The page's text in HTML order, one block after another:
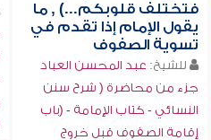
فتختلف قلوبكم...) , ما
يقول الإمام إذا تقدم في
تسوية الصفوف
للشيخ: عبد المحسن العباد
جزء من محاضرة ( شرح سنن
النسائي - كتاب الإمامة - (باب
إقامة الصفوف قبل خروج